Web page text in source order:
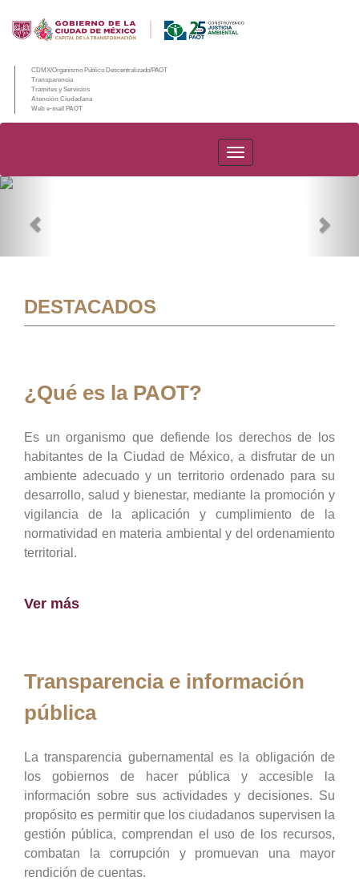
CDMX/Organismo Público Descentralizado/PAOT
Transparencia
Trámites y Servicios
Atención Ciudadana
Web e-mail PAOT
PAOT
DESTACADOS
¿Qué es la PAOT?
Es un organismo que defiende los derechos de los
habitantes de la Ciudad de México, a disfrutar de un
ambiente adecuado y un territorio ordenado para su
desarrollo, salud y bienestar, mediante la promoción y
vigilancia de la aplicación y cumplimiento de la
normatividad en materia ambiental y del ordenamiento
territorial.
Ver más
Transparencia e información
pública
La transparencia gubernamental es la obligación de
los gobiernos de hacer pública y accesible la
información sobre sus actividades y decisiones. Su
propósito es permitir que los ciudadanos supervisen la
gestión pública, comprendan el uso de los recursos,
combatan la corrupción y promuevan una mayor
rendición de cuentas.